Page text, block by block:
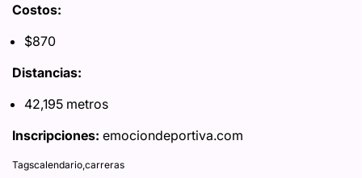
Costos:
$870
Distancias:
42,195 metros
Inscripciones: emociondeportiva.com
Tagscalendario carreras